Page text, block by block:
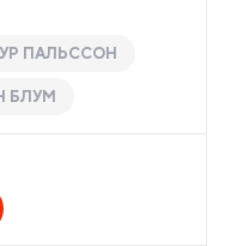
ПАЛЬССОН
БЛУМ